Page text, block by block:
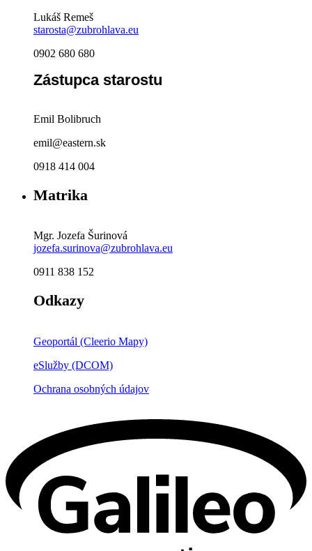
Lukáš Remeš
starosta@zubrohlava.eu
0902 680 680
Zástupca starostu
Emil Bolibruch
emil@eastern.sk
0918 414 004
Matrika
Mgr. Jozefa Šurinová
jozefa.surinova@zubrohlava.eu
0911 838 152
Odkazy
Geoportál (Cleerio Mapy)
eSlužby (DCOM)
Ochrana osobných údajov